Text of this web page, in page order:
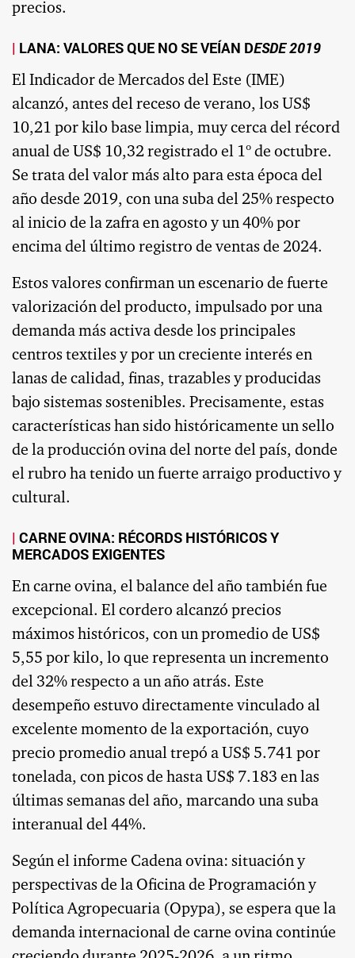
precios.
LANA: VALORES QUE NO SE VEÍAN DESDE 2019
El Indicador de Mercados del Este (IME)
alcanzó, antes del receso de verano, los US$
10,21 por kilo base limpia, muy cerca del récord
anual de US$ 10,32 registrado el 1º de octubre.
Se trata del valor más alto para esta época del
año desde 2019, con una suba del 25% respecto
al inicio de la zafra en agosto y un 40% por
encima del último registro de ventas de 2024.
Estos valores confirman un escenario de fuerte
valorización del producto, impulsado por una
demanda más activa desde los principales
centros textiles y por un creciente interés en
lanas de calidad, finas, trazables y producidas
bajo sistemas sostenibles. Precisamente, estas
características han sido históricamente un sello
de la producción ovina del norte del país, donde
el rubro ha tenido un fuerte arraigo productivo y
cultural.
CARNE OVINA: RÉCORDS HISTÓRICOS Y
MERCADOS EXIGENTES
En carne ovina, el balance del año también fue
excepcional. El cordero alcanzó precios
máximos históricos, con un promedio de US$
5,55 por kilo, lo que representa un incremento
del 32% respecto a un año atrás. Este
desempeño estuvo directamente vinculado al
excelente momento de la exportación, cuyo
precio promedio anual trepó a US$ 5.741 por
tonelada, con picos de hasta US$ 7.183 en las
últimas semanas del año, marcando una suba
interanual del 44%.
Según el informe Cadena ovina: situación y
perspectivas de la Oficina de Programación y
Política Agropecuaria (Opypa), se espera que la
demanda internacional de carne ovina continúe